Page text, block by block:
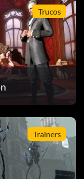
Trucos
Trainers